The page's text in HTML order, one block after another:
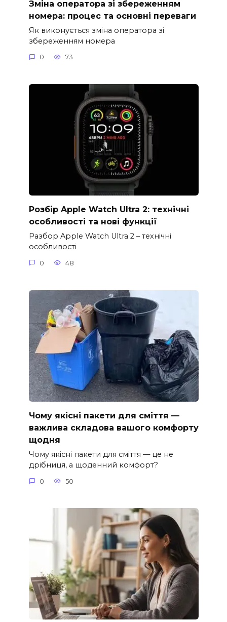
Зміна оператора зі збереженням
номера: процес та основні переваги
Як виконується зміна оператора зі
збереженням номера
0 73
Розбір Apple Watch Ultra 2: технічні
особливості та нові функції
Разбор Apple Watch Ultra 2 – технічні
особливості
0 48
Чому якісні пакети для сміття —
важлива складова вашого комфорту
щодня
Чому якісні пакети для сміття — це не
дрібниця, а щоденний комфорт?
0 50